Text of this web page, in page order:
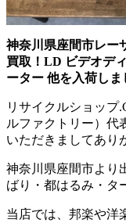
神奈川県座間市レー
買取！LD ビデオデ
ーター 他を入荷しま
リサイクルショップ
ルファクトリー）代
いただきましてあり
神奈川県座間市より
ばり・都はるみ・タ
当店では、邦楽や洋